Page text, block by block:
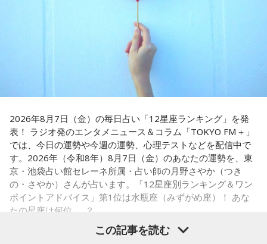
「こういうドンが全国にいる、というわけですね」
「福岡って大物議員がたくさんいました。その中で藏内
さんはどういう位置づけか。麻生さん、武田さん、かつては
古賀誠さん、山崎拓さん、村上正邦さん、といった方も。大
物が同じ県内にたくさんいることが、ドンを生み出す第2の条
件です」
長野 「はい」
常井 「というのは、県議会の自民党も国会議員の系列ごとに
分かれていて。知事選や市長選があると保守分裂になってし
まうんですね。その間をつなぐ調整役が必要になると。実
阪へ。しかし翌朝、父親の姿はなく、「今日からおじさんと
おばさんと暮らすんだよ」と告げられます。「映画みたいな
嘘みたいな話で」と振り返るように、突然始まった新生活に
戸惑い、転校先でも誰とも話せない日々が続きました。
孤独を感じるなかで、「何かしなきゃ」との思いから、クラ
る」という気づきを得て、掃除の時間に机の上で松田聖子さ
んの「青い珊瑚礁」を歌いながら一発芸を披露。最初は教室
が静まり返ったものの、その後は「あんなに無口だった転校
生が急に変なことをやり出した」と話題になり、「お前、お
もろいな」「遊ぼうや」と友達の輪が一気に広がったといい
ます。
この出来事をきっかけに、「笑いは武器になる」と実感。
「自分を認めてもらうには、人を笑わせればいい」という体
験が、芸人としての原点になったと振り返ります。
2026年8月7日（金）の毎日占い「12星座ランキング」を発
表！ ラジオ発のエンタメニュース＆コラム「TOKYO FM＋」
では、今日の運勢や今週の運勢、心理テストなどを配信中で
す。2026年（令和8年）8月7日（金）のあなたの運勢を、東
京・池袋占い館セレーネ所属・占い師の月野さやか（つき
の・さやか）さんが占います。「12星座別ランキング＆ワン
ポイントアドバイス」第1位は水瓶座（みずがめ座）！ あな
たの星座は何位……？
この記事を読む